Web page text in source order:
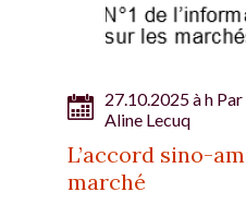
27.10.2025 à h Par
Aline Lecuq
L’accord sino-
marché